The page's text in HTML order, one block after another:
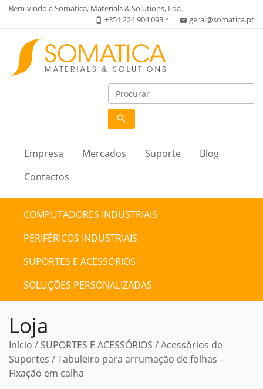
Bem-vindo à Somatica, Materials & Solutions, Lda.
phone_iphone +351 224 904 093 * email geral@somatica.pt
search
Empresa Mercados Suporte
Blog
Contactos
COMPUTADORES INDUSTRIAIS
PERIFÉRICOS INDUSTRIAIS
SUPORTES E ACESSÓRIOS
SOLUÇÕES PERSONALIZADAS
Loja
Início / SUPORTES E ACESSÓRIOS /Acessórios de
Suportes / Tabuleiro para arrumação de folhas –
Fixação em calha